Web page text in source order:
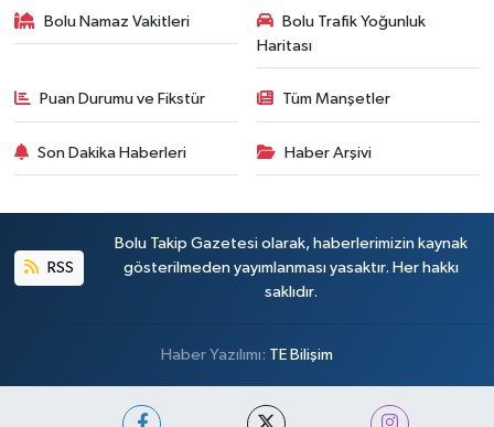
Bolu Namaz Vakitleri
Bolu Trafik Yoğunluk
Haritası
Puan Durumu ve Fikstür Tüm Manşetler
Son Dakika Haberleri Haber Arşivi
RSS
Bolu Takip Gazetesi olarak, haberlerimizin kaynak
gösterilmeden yayımlanması yasaktır. Her hakkı
saklıdır.
Haber Yazılımı: TE Bilişim